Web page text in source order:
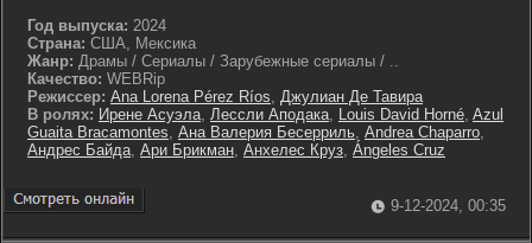
Год выпуска: 2024
Страна: США, Мексика
Жанр: Драмы / Сериалы / Зарубежные сериалы / ..
Качество: WEBRip
Режиссер: Ana Lorena Pérez Ríos, Джулиан Де Тавира
В ролях: Ирене Асуэла, Лессли Аподака, Louis David Horné, Azul
Guaita Bracamontes, Ана Валерия Бесерриль, Andrea Chaparro,
Андрес Байда, Ари Брикман, Анхелес Круз, Ángeles Cruz
9-12-2024, 00:35